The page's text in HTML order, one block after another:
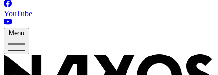
YouTube
Menü